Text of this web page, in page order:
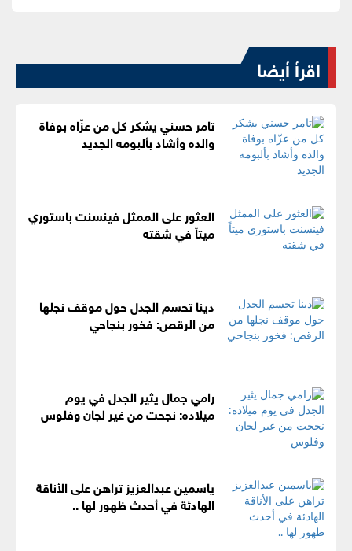
اقرأ أيضا
تامر حسني يشكر كل من عزّاه بوفاة
والده وأشاد بألبومه الجديد
العثور على الممثل فينسنت باستوري
ميتاً في شقته
دينا تحسم الجدل حول موقف نجلها
من الرقص: فخور بنجاحي
رامي جمال يثير الجدل في يوم
ميلاده: نجحت من غير لجان وفلوس
ياسمين عبدالعزيز تراهن على الأناقة
الهادئة في أحدث ظهور لها ..